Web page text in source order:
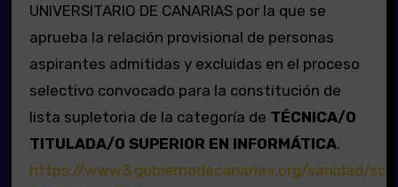
UNIVERSITARIO DE CANARIAS por la que se
aprueba la relación provisional de personas
aspirantes admitidas y excluidas en el proceso
selectivo convocado para la constitución de
lista supletoria de la categoría de TÉCNICA/O
TITULADA/O SUPERIOR EN INFORMÁTICA.
https://www3.gobiernodecanarias.org/sanidad/